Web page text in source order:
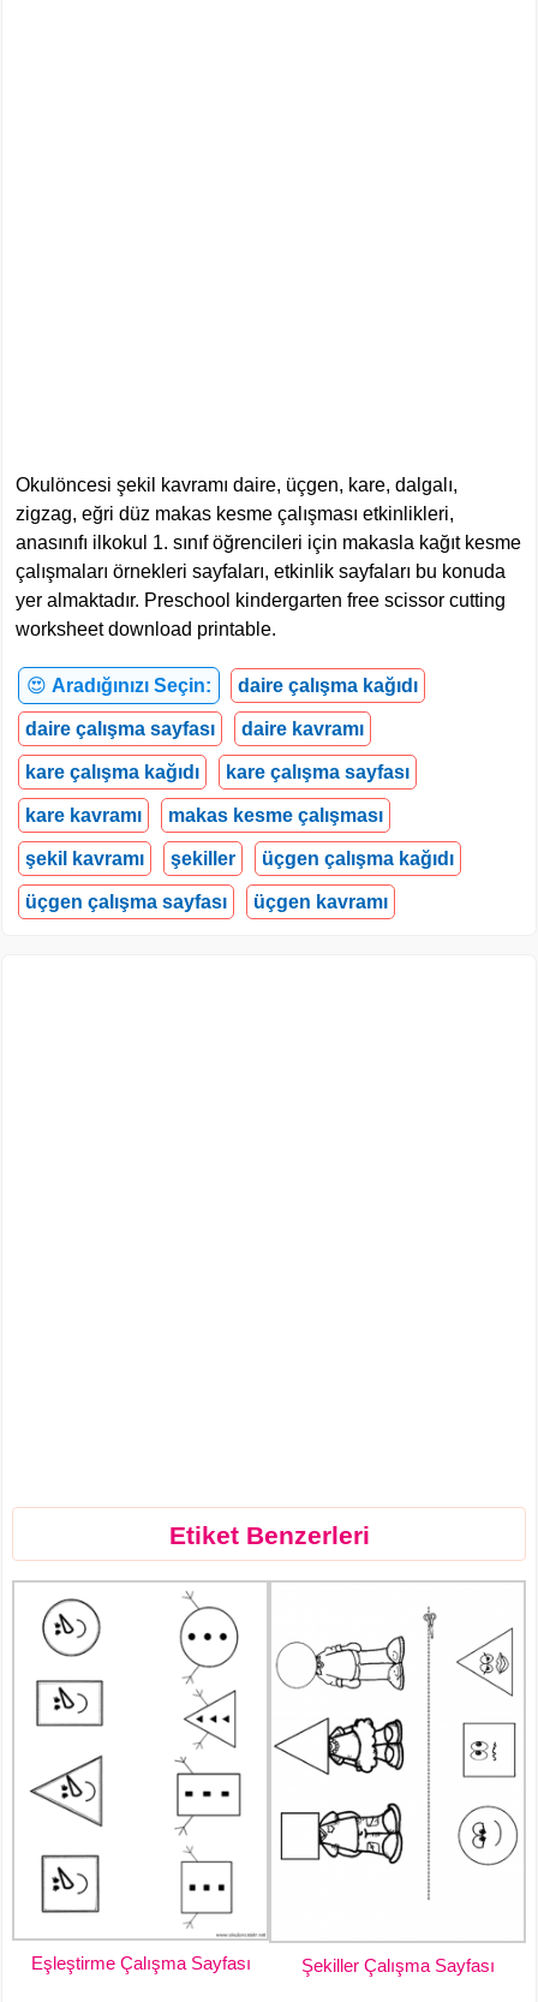
Okulöncesi şekil kavramı daire, üçgen, kare, dalgalı,
zigzag, eğri düz makas kesme çalışması etkinlikleri,
anasınıfı ilkokul 1. sınıf öğrencileri için makasla kağıt kesme
çalışmaları örnekleri sayfaları, etkinlik sayfaları bu konuda
yer almaktadır. Preschool kindergarten free scissor cutting
worksheet download printable.
😍 Aradığınızı Seçin: daire çalışma kağıdı
daire çalışma sayfası daire kavramı
kare çalışma kağıdı kare çalışma sayfası
kare kavramı makas kesme çalışması
şekil kavramı şekiller üçgen çalışma kağıdı
üçgen çalışma sayfası üçgen kavramı
Etiket Benzerleri
Eşleştirme Çalışma Sayfası Şekiller Çalışma Sayfası